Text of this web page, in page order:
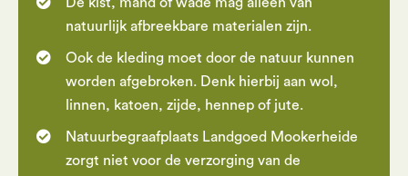
natuurlijk afbreekbare materialen zijn.
Ook de kleding moet door de natuur kunnen
worden afgebroken. Denk hierbij aan wol,
linnen, katoen, zijde, hennep of jute.
Natuurbegraafplaats Landgoed Mookerheide
zorgt niet voor de verzorging van de